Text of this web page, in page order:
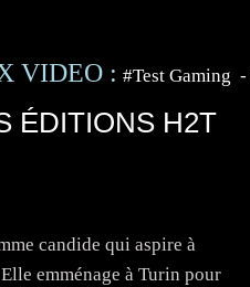
VIDEO : #Test Gaming -
ÉDITIONS H2T
candide qui aspire à
emménage à Turin pour